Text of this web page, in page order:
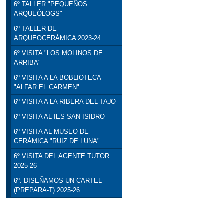
6º TALLER "PEQUEÑOS
ARQUEÓLOGS"
6º TALLER DE
ARQUEOCERÁMICA 2023-24
6º VISITA "LOS MOLINOS DE
ARRIBA"
6º VISITA A LA BOBLIOTECA
"ALFAR EL CARMEN"
6º VISITA A LA RIBERA DEL TAJO
6º VISITA AL IES SAN ISIDRO
6º VISITA AL MUSEO DE
CERÁMICA "RUIZ DE LUNA"
6º VISITA DEL AGENTE TUTOR
2025-26
6º. DISEÑAMOS UN CARTEL
(PREPARA-T) 2025-26